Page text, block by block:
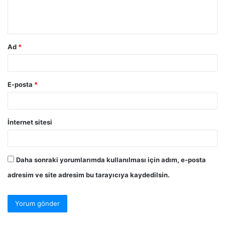
Ad *
E-posta *
İnternet sitesi
Daha sonraki yorumlarımda kullanılması için adım, e-posta
adresim ve site adresim bu tarayıcıya kaydedilsin.